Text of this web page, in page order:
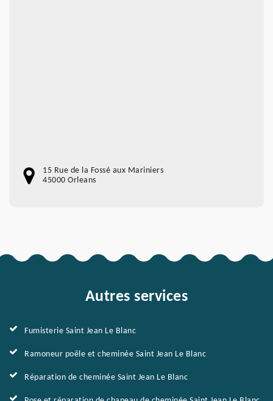
15 Rue de la Fossé aux Mariniers
45000 Orleans
Autres services
Fumisterie Saint Jean Le Blanc
Ramoneur poêle et cheminée Saint Jean Le Blanc
Réparation de cheminée Saint Jean Le Blanc